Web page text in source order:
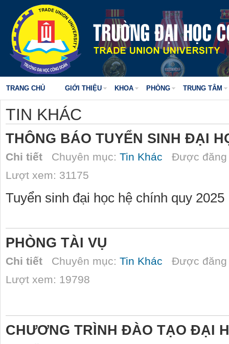
TRANG CHỦ GIỚI THIỆU KHOA PHÒNG TRUNG TÂM
TIN KHÁC
THÔNG BÁO TUYỂN SINH ĐẠI
Chi tiết Chuyên mục: Tin Khác Được
Lượt xem: 31175
Tuyển sinh đại học hệ chính quy 2025
PHÒNG TÀI VỤ
Chi tiết Chuyên mục: Tin Khác Được
Lượt xem: 19798
CHƯƠNG TRÌNH ĐÀO TẠO ĐẠI